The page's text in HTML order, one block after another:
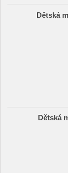
Dětská
Dětská